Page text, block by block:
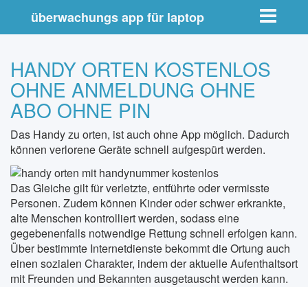
Toggle
überwachungs app für laptop
HANDY ORTEN KOSTENLOS
OHNE ANMELDUNG OHNE
ABO OHNE PIN
Das Handy zu orten, ist auch ohne App möglich. Dadurch
können verlorene Geräte schnell aufgespürt werden.
Das Gleiche gilt für verletzte, entführte oder vermisste
Personen. Zudem können Kinder oder schwer erkrankte,
alte Menschen kontrolliert werden, sodass eine
gegebenenfalls notwendige Rettung schnell erfolgen kann.
Über bestimmte Internetdienste bekommt die Ortung auch
einen sozialen Charakter, indem der aktuelle Aufenthaltsort
mit Freunden und Bekannten ausgetauscht werden kann.